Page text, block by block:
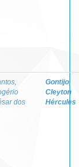
dos
Gontijo,
Cleyton
Hércules